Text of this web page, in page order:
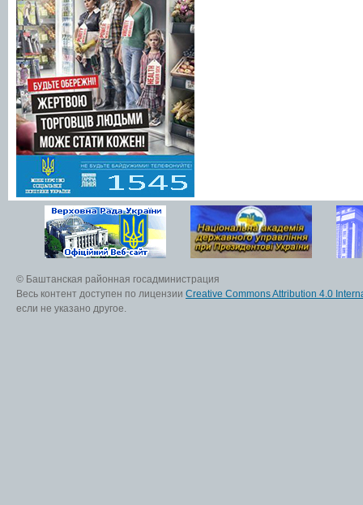
© Баштанская районная госадминистрация
Весь контент доступен по лицензии Creative Commons Attribution 4.0
если не указано другое.